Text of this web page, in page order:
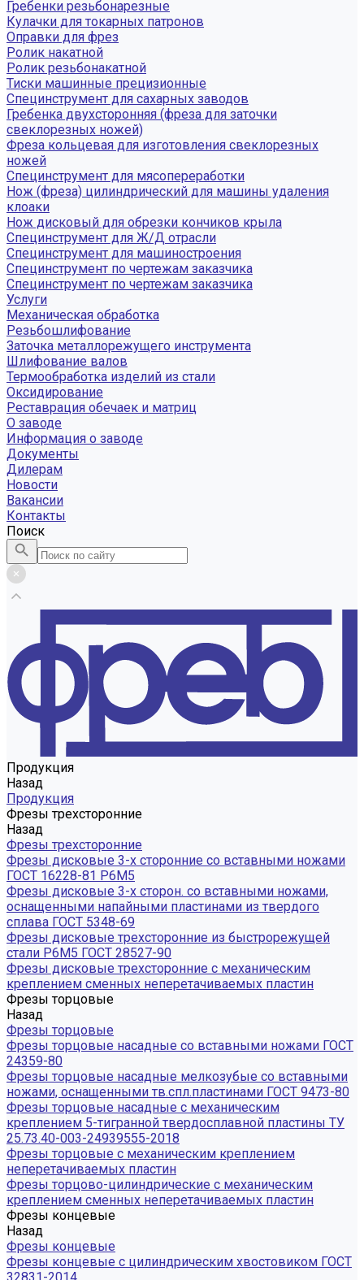
Гребенки резьбонарезные
Кулачки для токарных патронов
Оправки для фрез
Ролик накатной
Ролик резьбонакатной
Тиски машинные прецизионные
Специнструмент для сахарных заводов
Гребенка двухсторонняя (фреза для заточки
свеклорезных ножей)
Фреза кольцевая для изготовления свеклорезных
ножей
Специнструмент для мясопереработки
Нож (фреза) цилиндрический для машины удаления
клоаки
Нож дисковый для обрезки кончиков крыла
Специнструмент для Ж/Д отрасли
Специнструмент для машиностроения
Специнструмент по чертежам заказчика
Специнструмент по чертежам заказчика
Услуги
Механическая обработка
Резьбошлифование
Заточка металлорежущего инструмента
Шлифование валов
Термообработка изделий из стали
Оксидирование
Реставрация обечаек и матриц
О заводе
Информация о заводе
Документы
Дилерам
Новости
Вакансии
Контакты
Поиск
Продукция
Назад
Продукция
Фрезы трехсторонние
Назад
Фрезы трехсторонние
Фрезы дисковые 3-х сторонние со вставными ножами
ГОСТ 16228-81 Р6М5
Фрезы дисковые 3-х сторон. со вставными ножами,
оснащенными напайными пластинами из твердого
сплава ГОСТ 5348-69
Фрезы дисковые трехсторонние из быстрорежущей
стали Р6М5 ГОСТ 28527-90
Фрезы дисковые трехсторонние с механическим
креплением сменных неперетачиваемых пластин
Фрезы торцовые
Назад
Фрезы торцовые
Фрезы торцовые насадные со вставными ножами ГОСТ
24359-80
Фрезы торцовые насадные мелкозубые со вставными
ножами, оснащенными тв.спл.пластинами ГОСТ 9473-80
Фрезы торцовые насадные с механическим
креплением 5-тигранной твердосплавной пластины ТУ
25.73.40-003-24939555-2018
Фрезы торцовые с механическим креплением
неперетачиваемых пластин
Фрезы торцово-цилиндрические с механическим
креплением сменных неперетачиваемых пластин
Фрезы концевые
Назад
Фрезы концевые
Фрезы концевые с цилиндрическим хвостовиком ГОСТ
32831-2014